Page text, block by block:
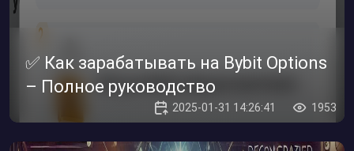
✅ Как зарабатывать на Bybit Options
– Полное руководство
2025-01-31 14:26:41 1953